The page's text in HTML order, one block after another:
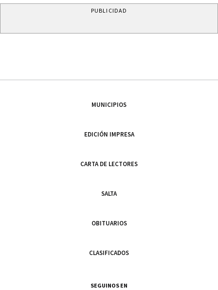
PUBLICIDAD
MUNICIPIOS
EDICIÓN IMPRESA
CARTA DE LECTORES
SALTA
OBITUARIOS
CLASIFICADOS
SEGUINOS EN